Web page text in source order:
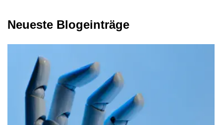
Neueste Blogeinträge